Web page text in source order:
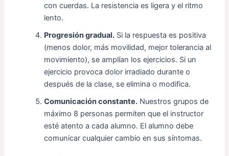
con cuerdas. La resistencia es ligera y el ritmo
lento.
Progresión gradual. Si la respuesta es positiva
(menos dolor, más movilidad, mejor tolerancia al
movimiento), se amplían los ejercicios. Si un
ejercicio provoca dolor irradiado durante o
después de la clase, se elimina o modifica.
Comunicación constante. Nuestros grupos de
máximo 8 personas permiten que el instructor
esté atento a cada alumno. El alumno debe
comunicar cualquier cambio en sus síntomas.